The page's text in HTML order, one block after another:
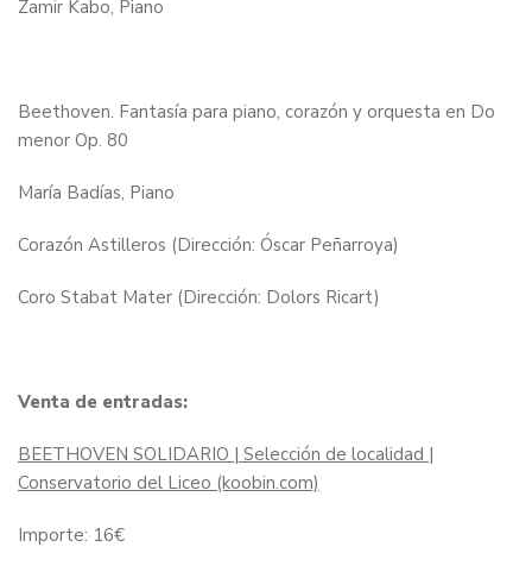
Zamir Kabo, Piano
Beethoven. Fantasía para piano, corazón y orquesta en Do
menor Op. 80
María Badías, Piano
Corazón Astilleros (Dirección: Óscar Peñarroya)
Coro Stabat Mater (Dirección: Dolors Ricart)
Venta de entradas:
BEETHOVEN SOLIDARIO | Selección de localidad |
Conservatorio del Liceo (koobin.com)
Importe: 16€